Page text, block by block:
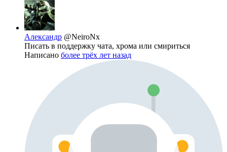
Александр @NeiroNx
Писать в поддержку чата, хрома или смириться
Написано более трёх лет назад